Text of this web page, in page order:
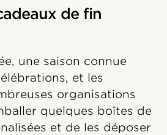
de fin
une saison connue
et les
organisations
quelques boîtes de
et de les déposer